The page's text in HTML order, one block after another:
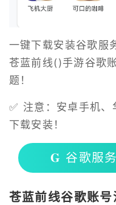
一键下载安装谷歌服
苍蓝前线()手游谷歌
题！
✅ 注意：安卓手机
下载安装！
𝐆 谷歌服
苍蓝前线谷歌账号